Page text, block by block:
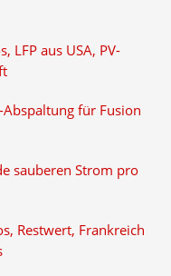
LFP aus USA, PV-
für Fusion
sauberen Strom pro
Restwert, Frankreich